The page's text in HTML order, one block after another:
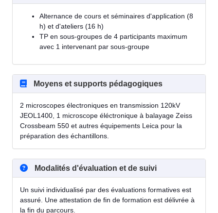
Alternance de cours et séminaires d'application (8
h) et d'ateliers (16 h)
TP en sous-groupes de 4 participants maximum
avec 1 intervenant par sous-groupe
Moyens et supports pédagogiques
2 microscopes électroniques en transmission 120kV
JEOL1400, 1 microscope éléctronique à balayage Zeiss
Crossbeam 550 et autres équipements Leica pour la
préparation des échantillons.
Modalités d'évaluation et de suivi
Un suivi individualisé par des évaluations formatives est
assuré. Une attestation de fin de formation est délivrée à
la fin du parcours.